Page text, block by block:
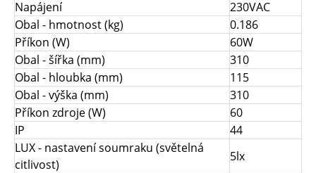
Napájení
230VAC
Obal - hmotnost (kg)
0.186
Příkon (W)
60W
Obal - šířka (mm)
310
Obal - hloubka (mm)
115
Obal - výška (mm)
310
Příkon zdroje (W)
60
IP
44
LUX - nastavení soumraku (světelná
citlivost)
5lx